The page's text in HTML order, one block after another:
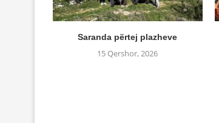
Saranda përtej plazheve
15 Qershor, 2026